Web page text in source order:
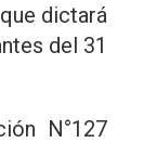
dictará
del 31
N°127